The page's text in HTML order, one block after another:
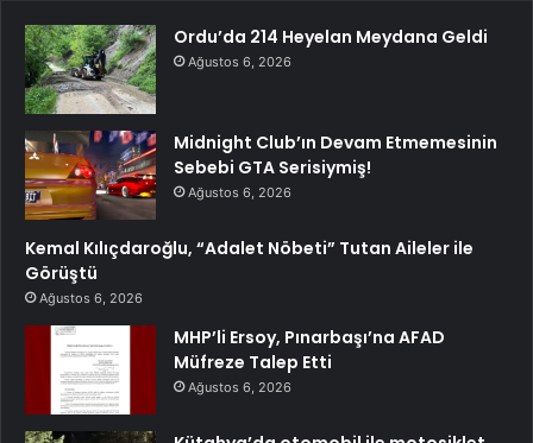
Ordu’da 214 Heyelan Meydana Geldi
Ağustos 6, 2026
Midnight Club’ın Devam Etmemesinin
Sebebi GTA Serisiymiş!
Ağustos 6, 2026
Kemal Kılıçdaroğlu, “Adalet Nöbeti” Tutan Aileler ile
Görüştü
Ağustos 6, 2026
MHP’li Ersoy, Pınarbaşı’na AFAD
Müfreze Talep Etti
Ağustos 6, 2026